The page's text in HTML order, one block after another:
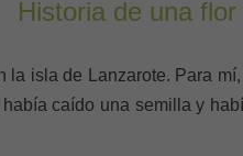
Historia de una flor
la isla de Lanzarote. Para
caído una semilla y